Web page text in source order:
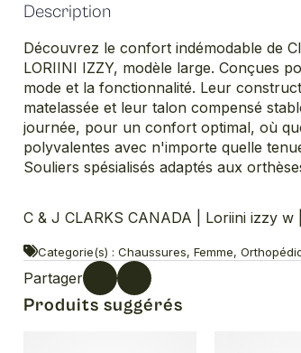
Description
Découvrez le confort indémodable de
LORIINI IZZY, modèle large. Conçues
mode et la fonctionnalité. Leur
matelassée et leur talon compensé
journée, pour un confort optimal, où
polyvalentes avec n'importe quelle
Souliers spésialisés adaptés aux
C & J CLARKS CANADA | Loriini izzy w
Categorie(s) : Chaussures, Femme,
Partager
Produits suggérés